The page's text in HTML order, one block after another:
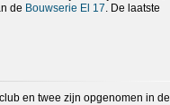
de Bouwserie El 17 . De laatste
en twee zijn opgenomen in de